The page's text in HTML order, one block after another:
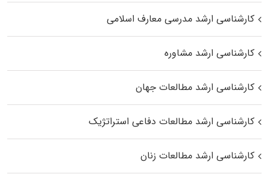
کارشناسی ارشد مدرسی معارف اسلامی
کارشناسی ارشد مشاوره
کارشناسی ارشد مطالعات جهان
کارشناسی ارشد مطالعات دفاعی استراتژیک
کارشناسی ارشد مطالعات زنان